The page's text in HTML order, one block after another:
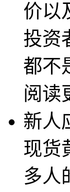
价以
投资
都不
阅读
新人
现货
多人